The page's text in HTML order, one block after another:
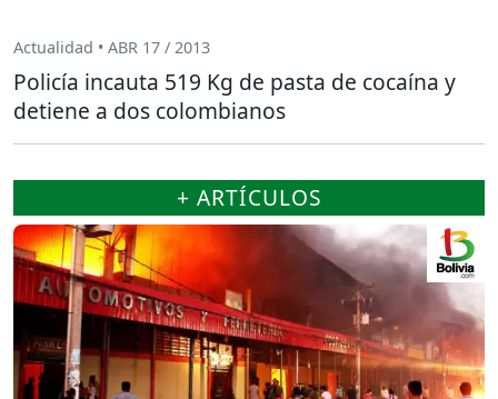
Actualidad • ABR 17 / 2013
Policía incauta 519 Kg de pasta de cocaína y
detiene a dos colombianos
+ ARTÍCULOS